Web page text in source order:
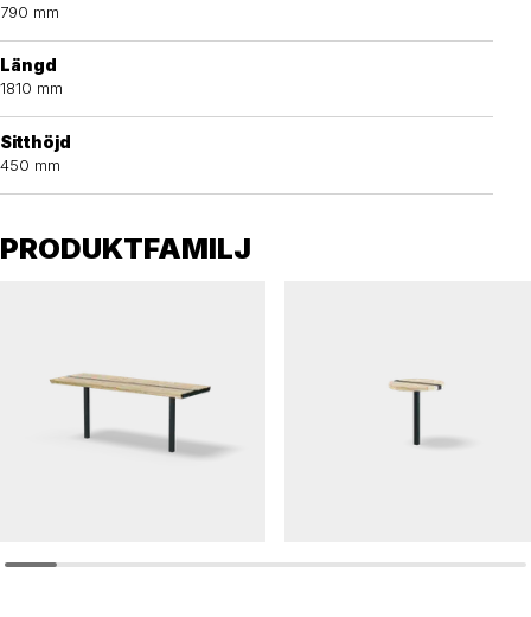
790 mm
Längd
1810 mm
Sitthöjd
450 mm
PRODUKTFAMILJ